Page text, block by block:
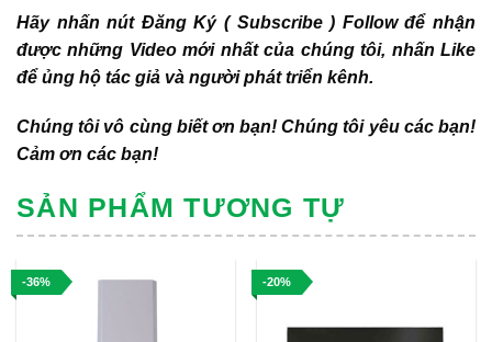
Hãy nhấn nút Đăng Ký ( Subscribe ) Follow để nhận
được những Video mới nhất của chúng tôi, nhấn Like
để ủng hộ tác giả và người phát triển kênh.
Chúng tôi vô cùng biết ơn bạn! Chúng tôi yêu các bạn!
Cảm ơn các bạn!
SẢN PHẨM TƯƠNG TỰ
-36% -20%